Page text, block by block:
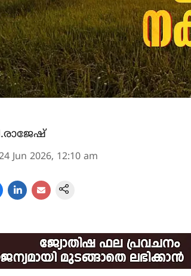
Jun 2026, 12:10 am